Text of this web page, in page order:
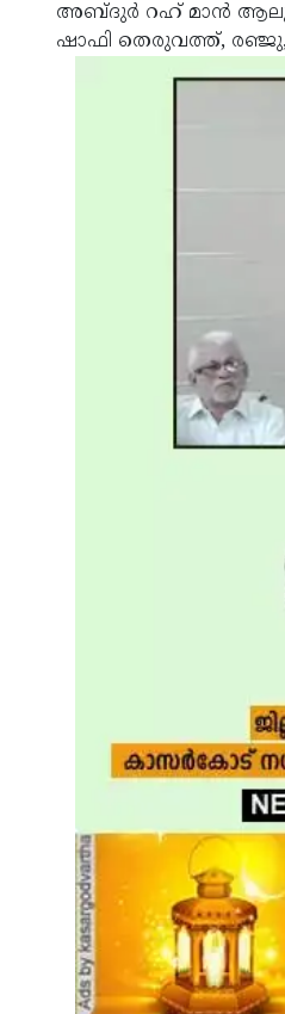
അബ്ദുര്‍ റഹ് മാന്‍ ആലൂര്‍,
ഷാഫി തെരുവത്ത്,